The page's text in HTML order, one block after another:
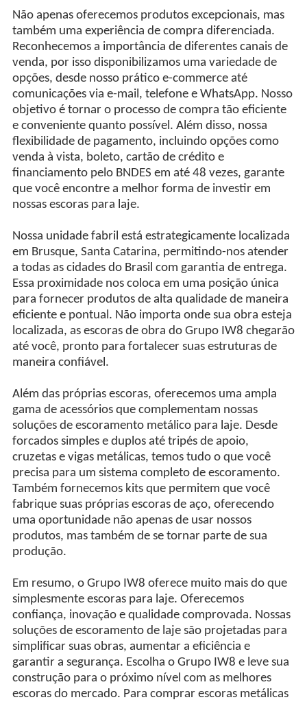
Não apenas oferecemos produtos excepcionais, mas
também uma experiência de compra diferenciada.
Reconhecemos a importância de diferentes canais de
venda, por isso disponibilizamos uma variedade de
opções, desde nosso prático e-commerce até
comunicações via e-mail, telefone e WhatsApp. Nosso
objetivo é tornar o processo de compra tão eficiente
e conveniente quanto possível. Além disso, nossa
flexibilidade de pagamento, incluindo opções como
venda à vista, boleto, cartão de crédito e
financiamento pelo BNDES em até 48 vezes, garante
que você encontre a melhor forma de investir em
nossas escoras para laje.
Nossa unidade fabril está estrategicamente localizada
em Brusque, Santa Catarina, permitindo-nos atender
a todas as cidades do Brasil com garantia de entrega.
Essa proximidade nos coloca em uma posição única
para fornecer produtos de alta qualidade de maneira
eficiente e pontual. Não importa onde sua obra esteja
localizada, as escoras de obra do Grupo IW8 chegarão
até você, pronto para fortalecer suas estruturas de
maneira confiável.
Além das próprias escoras, oferecemos uma ampla
gama de acessórios que complementam nossas
soluções de escoramento metálico para laje. Desde
forcados simples e duplos até tripés de apoio,
cruzetas e vigas metálicas, temos tudo o que você
precisa para um sistema completo de escoramento.
Também fornecemos kits que permitem que você
fabrique suas próprias escoras de aço, oferecendo
uma oportunidade não apenas de usar nossos
produtos, mas também de se tornar parte de sua
produção.
Em resumo, o Grupo IW8 oferece muito mais do que
simplesmente escoras para laje. Oferecemos
confiança, inovação e qualidade comprovada. Nossas
soluções de escoramento de laje são projetadas para
simplificar suas obras, aumentar a eficiência e
garantir a segurança. Escolha o Grupo IW8 e leve sua
construção para o próximo nível com as melhores
escoras do mercado. Para comprar escoras metálicas